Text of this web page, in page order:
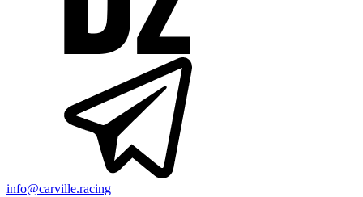
info@carville.racing